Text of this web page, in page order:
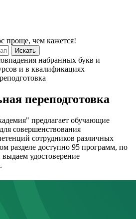
проще, чем кажется!
Искать
набранных букв и
и в квалификациях
переподготовка
предлагает обучающие
совершенствования
сотрудников различных
разделе доступно 95 программ, по
удостоверение